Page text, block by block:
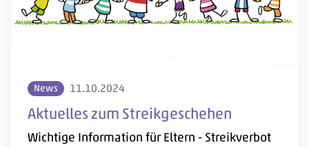
News 11.10.2024
Aktuelles zum Streikgeschehen
Wichtige Information für Eltern - Streikverbot